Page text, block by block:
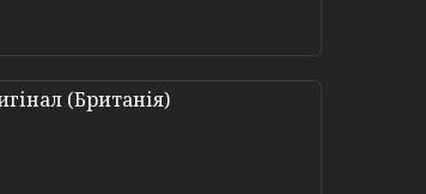
(Британія)